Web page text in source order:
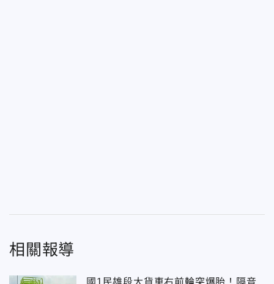
相關報導
國1民雄段大貨車右前輪突爆胎！隔音